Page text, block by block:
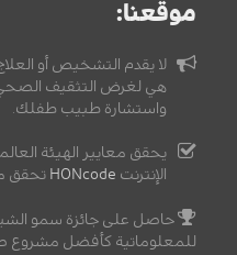
موقعنا:
لا يقدم التشخيص أو
هي لغرض التثقيف
واستشارة طبيب طفلك.
يحقق معايير الهيئة
الإنترنت HONcode تحقق
حاصل على جائزة سمو
للمعلوماتية كأفضل مشروع